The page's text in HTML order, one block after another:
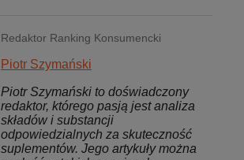
Redaktor Ranking Konsumencki
Piotr Szymański
Piotr Szymański to doświadczony
redaktor, którego pasją jest analiza
składów i substancji
odpowiedzialnych za skuteczność
suplementów. Jego artykuły można